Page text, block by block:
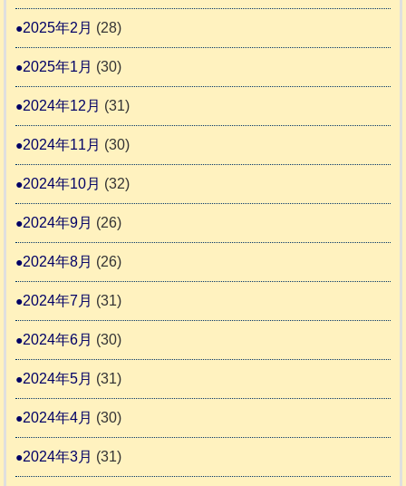
2025年2月 (28)
2025年1月 (30)
2024年12月 (31)
2024年11月 (30)
2024年10月 (32)
2024年9月 (26)
2024年8月 (26)
2024年7月 (31)
2024年6月 (30)
2024年5月 (31)
2024年4月 (30)
2024年3月 (31)